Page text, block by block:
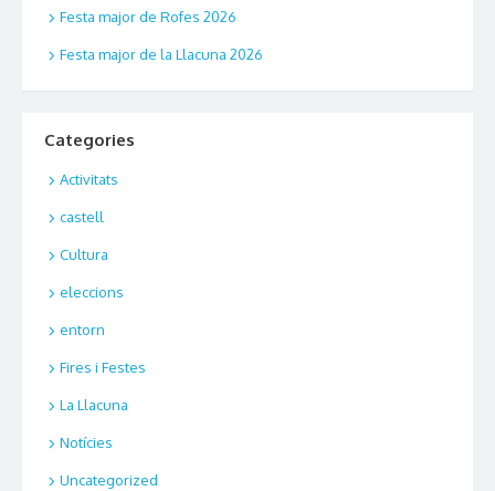
Festa major de Rofes 2026
Festa major de la Llacuna 2026
Categories
Activitats
castell
Cultura
eleccions
entorn
Fires i Festes
La Llacuna
Notícies
Uncategorized